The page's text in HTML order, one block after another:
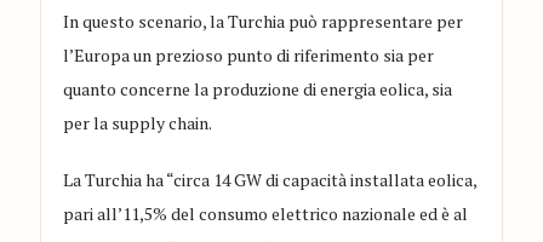
In questo scenario, la Turchia può rappresentare per
l’Europa un prezioso punto di riferimento sia per
quanto concerne la produzione di energia eolica, sia
per la supply chain.
La Turchia ha “circa 14 GW di capacità installata eolica,
pari all’11,5% del consumo elettrico nazionale ed è al